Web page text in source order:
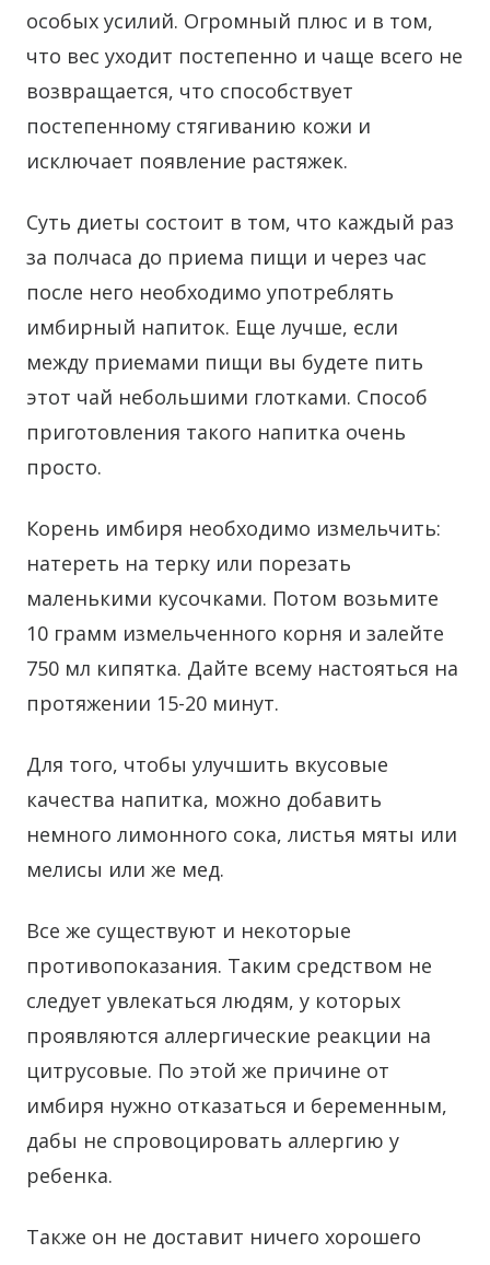
особых усилий. Огромный плюс и в том,
что вес уходит постепенно и чаще всего не
возвращается, что способствует
постепенному стягиванию кожи и
исключает появление растяжек.
Суть диеты состоит в том, что каждый раз
за полчаса до приема пищи и через час
после него необходимо употреблять
имбирный напиток. Еще лучше, если
между приемами пищи вы будете пить
этот чай небольшими глотками. Способ
приготовления такого напитка очень
просто.
Корень имбиря необходимо измельчить:
натереть на терку или порезать
маленькими кусочками. Потом возьмите
10 грамм измельченного корня и залейте
750 мл кипятка. Дайте всему настояться на
протяжении 15-20 минут.
Для того, чтобы улучшить вкусовые
качества напитка, можно добавить
немного лимонного сока, листья мяты или
мелисы или же мед.
Все же существуют и некоторые
противопоказания. Таким средством не
следует увлекаться людям, у которых
проявляются аллергические реакции на
цитрусовые. По этой же причине от
имбиря нужно отказаться и беременным,
дабы не спровоцировать аллергию у
ребенка.
Также он не доставит ничего хорошего